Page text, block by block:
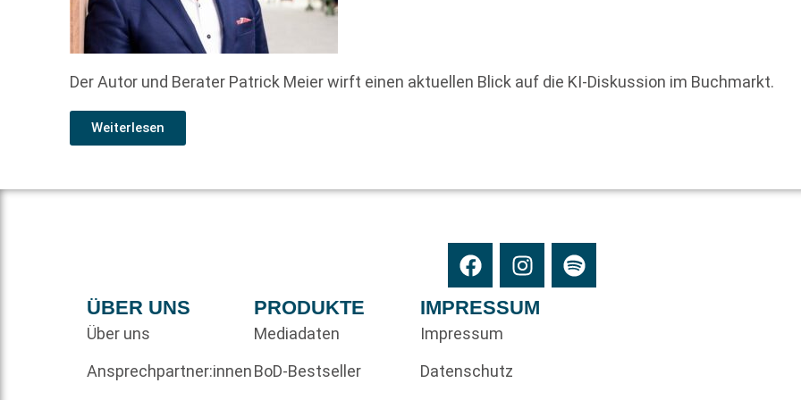
Der Autor und Berater Patrick Meier wirft einen aktuellen Blick auf die KI-Diskussion im Buchmarkt.
Weiterlesen
ÜBER UNS
Über uns
Ansprechpartner:innen
PRODUKTE
Mediadaten
BoD-Bestseller
IMPRESSUM
Impressum
Datenschutz